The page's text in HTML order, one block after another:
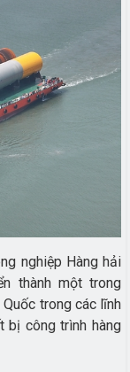
nghiệp Hàng hải
thành một trong
trong các lĩnh
bị công trình hàng